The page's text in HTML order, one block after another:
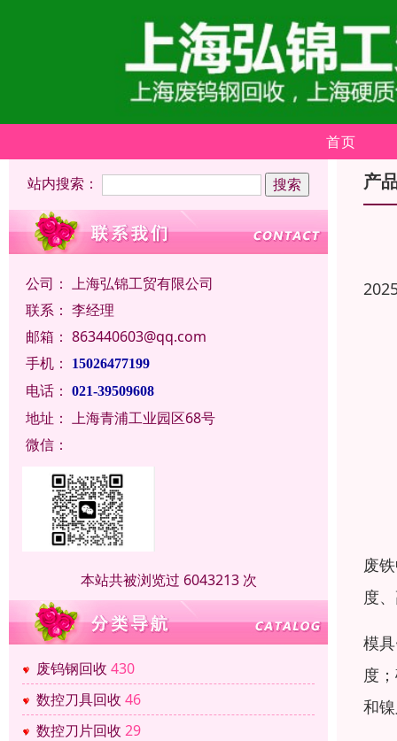
首页
站内搜索：
公司： 上海弘锦工贸有限公司
联系： 李经理
邮箱： 863440603@qq.com
手机：
15026477199
电话： 021-39509608
地址： 上海青浦工业园区68号
微信：
本站共被浏览过 6043213 次
废钨钢回收 430
数控刀具回收 46
数控刀片回收 29
产
废
度
模
度
和